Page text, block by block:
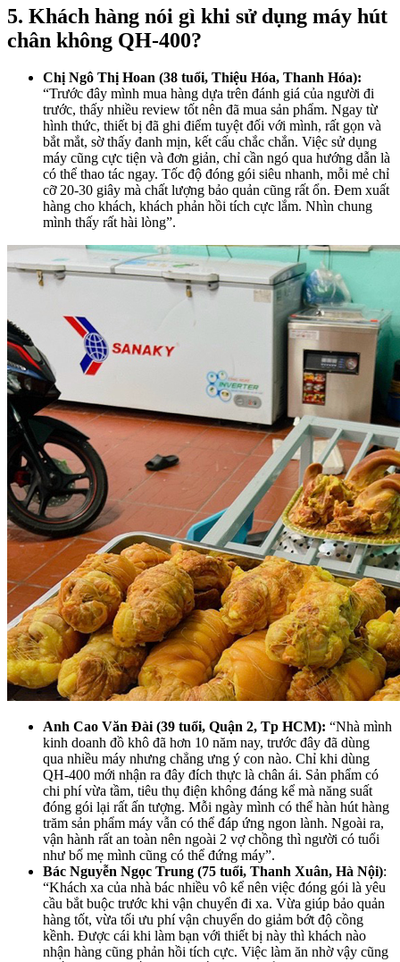
5. Khách hàng nói gì khi sử dụng máy hút
chân không QH-400?
Chị Ngô Thị Hoan (38 tuổi, Thiệu Hóa, Thanh Hóa):
“Trước đây mình mua hàng dựa trên đánh giá của người đi
trước, thấy nhiều review tốt nên đã mua sản phẩm. Ngay từ
hình thức, thiết bị đã ghi điểm tuyệt đối với mình, rất gọn và
bắt mắt, sờ thấy đanh mịn, kết cấu chắc chắn. Việc sử dụng
máy cũng cực tiện và đơn giản, chỉ cần ngó qua hướng dẫn là
có thể thao tác ngay. Tốc độ đóng gói siêu nhanh, mỗi mẻ chỉ
cỡ 20-30 giây mà chất lượng bảo quản cũng rất ổn. Đem xuất
hàng cho khách, khách phản hồi tích cực lắm. Nhìn chung
mình thấy rất hài lòng”.
Anh Cao Văn Đài (39 tuổi, Quận 2, Tp HCM): “Nhà mình
kinh doanh đồ khô đã hơn 10 năm nay, trước đây đã dùng
qua nhiều máy nhưng chẳng ưng ý con nào. Chỉ khi dùng
QH-400 mới nhận ra đây đích thực là chân ái. Sản phẩm có
chi phí vừa tầm, tiêu thụ điện không đáng kể mà năng suất
đóng gói lại rất ấn tượng. Mỗi ngày mình có thể hàn hút hàng
trăm sản phẩm máy vẫn có thể đáp ứng ngon lành. Ngoài ra,
vận hành rất an toàn nên ngoài 2 vợ chồng thì người có tuổi
như bố mẹ mình cũng có thể đứng máy”.
Bác Nguyễn Ngọc Trung (75 tuổi, Thanh Xuân, Hà Nội):
“Khách xa của nhà bác nhiều vô kể nên việc đóng gói là yêu
cầu bắt buộc trước khi vận chuyển đi xa. Vừa giúp bảo quản
hàng tốt, vừa tối ưu phí vận chuyển do giảm bớt độ cồng
kềnh. Được cái khi làm bạn với thiết bị này thì khách nào
nhận hàng cũng phản hồi tích cực. Việc làm ăn nhờ vậy cũng